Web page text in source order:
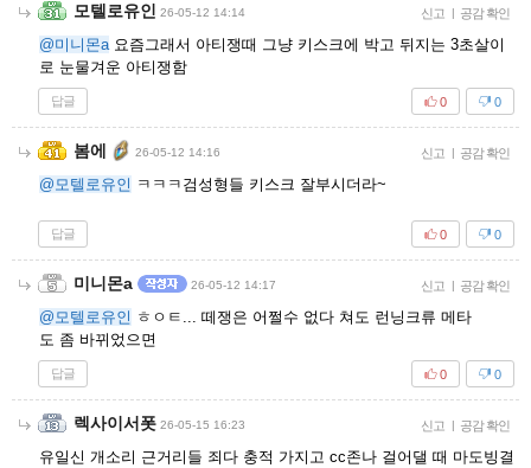
모텔로유인 26-05-12 14:14 신고 | 공감 확인
@미니몬a요즘그래서 아티쟁때 그냥 키스크에 박고 뒤지는 3초살이
로 눈물겨운 아티쟁함
답글 0
0
봄에 26-05-12 14:16 신고 | 공감 확인
@모텔로유인 ㅋㅋㅋ검성형들 키스크 잘부시더라~
답글 0
0
미니몬a 26-05-12 14:17 신고 | 공감 확인
@모텔로유인 ㅎㅇㅌ... 떼쟁은 어쩔수 없다 쳐도 런닝크류 메타
도 좀 바뀌었으면
답글 0
0
렉사이서폿 26-05-15 16:23 신고 | 공감 확인
유일신 개소리 근거리들 죄다 충적 가지고 cc존나 걸어댈 때 마도빙결